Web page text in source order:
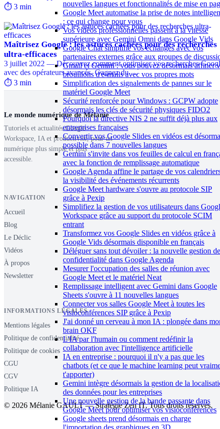
nouvelles langues et fonctionnalités de mise en
Google Meet automatise la prise de notes
: ce qui change pour vous
Vos vidéos professionnelles passent à la vitesse
supérieure avec Gemini Omni dans Google Vids
Google Chat simplifie vos échanges avec vos
partenaires externes grâce aux groupes de
Gmail et Gemini : vous pouvez désormais affiner
brouillons d'e-mails avec vos propres mots
Simplification des signalements de pannes sur le
matériel Google Meet
Sécurité renforcée pour Windows : GCPW adopte
désormais les clés de sécurité physiques FIDO2
Pourquoi la directive NIS 2 ne suffit déjà plus aux
entreprises françaises
Convertir vos Google Slides en vidéos est
possible dans 7 nouvelles langues
Gemini s'invite dans vos feuilles de calcul en
avec la fonction de remplissage automatique
Google Agenda affine le partage de vos
la visibilité des événements récurrents
Google Meet hardware s'ouvre au protocole SIP
grâce à Pexip
Simplifiez la gestion de vos utilisateurs dans
Workspace grâce au support du protocole SCIM
entrant
Transformez vos Google Slides en vidéos grâce à
Google Vids désormais disponible en français
Déléguer sans tout dévoiler : la nouvelle gestion
confidentialité dans Google Agenda
Mesurer l'occupation des salles de réunion avec
Google Meet et le matériel Neat
Remplissage intelligent avec Gemini dans Google
Sheets s'ouvre à 11 nouvelles langues
Connecter vos salles Google Meet à toutes les
visioconférences SIP grâce à Pexip
J'ai donné un cerveau à mon IA : plongée dans
brain OKF
L'IA par l'humain ou comment redéfinir la
collaboration avec l'intelligence artificielle
IA en entreprise : pourquoi il n'y a pas que les
chatbots (et ce que le machine learning peut
t'apporter)
Gemini intègre désormais la gestion de la
des données pour les entreprises
Une nouvelle gestion de la bande passante dans
Google Meet pour optimiser vos visioconférences
Google sheets prend désormais en charge
l'importation des graphiques en 3D
⏱️ 3 min
Maîtrisez Google : les astuces cachées pour des recherches
ultra-efficaces
3 juillet 2022 — Découvrez comment optimiser vos recherches
avec des opérateurs avancés. Gagnez du …
⏱️ 3 min
Le monde numérique de Mélanie
Tutoriels et actualités Google
Workspace, IA et productivité, pour un
numérique plus simple et plus
accessible.
NAVIGATION
Accueil
Blog
Le Déclic
Vidéos
À propos
Newsletter
INFORMATIONS LÉGALES
Mentions légales
Politique de confidentialité
Politique de cookies
CGU
CGV
Politique IA
© 2026 Mélanie GAULT — Stratégie Zen IT. Tous droits réservés.